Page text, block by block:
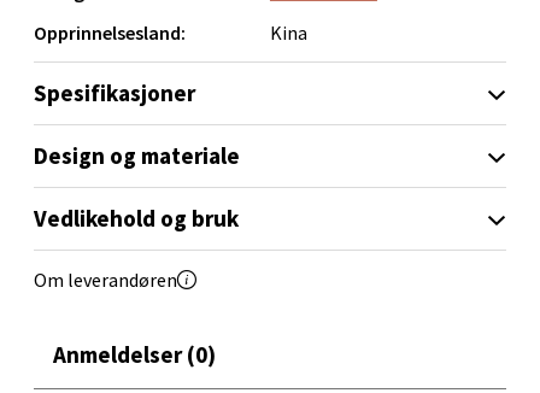
Opprinnelsesland:
Kina
Spesifikasjoner
Design og materiale
Vedlikehold og bruk
Om leverandøren
Anmeldelser (0)
Orkanger - Thon Senter Orkanger
Thon Senter Orkanger, Orkdalsveien 113, 7300